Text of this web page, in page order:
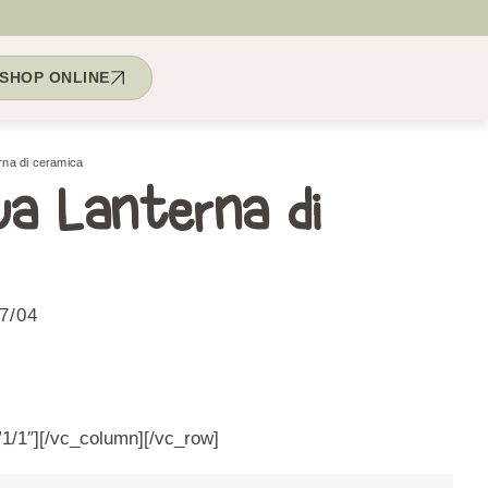
SHOP ONLINE
di ceramica
Lanterna di
04
1″][/vc_column][/vc_row]